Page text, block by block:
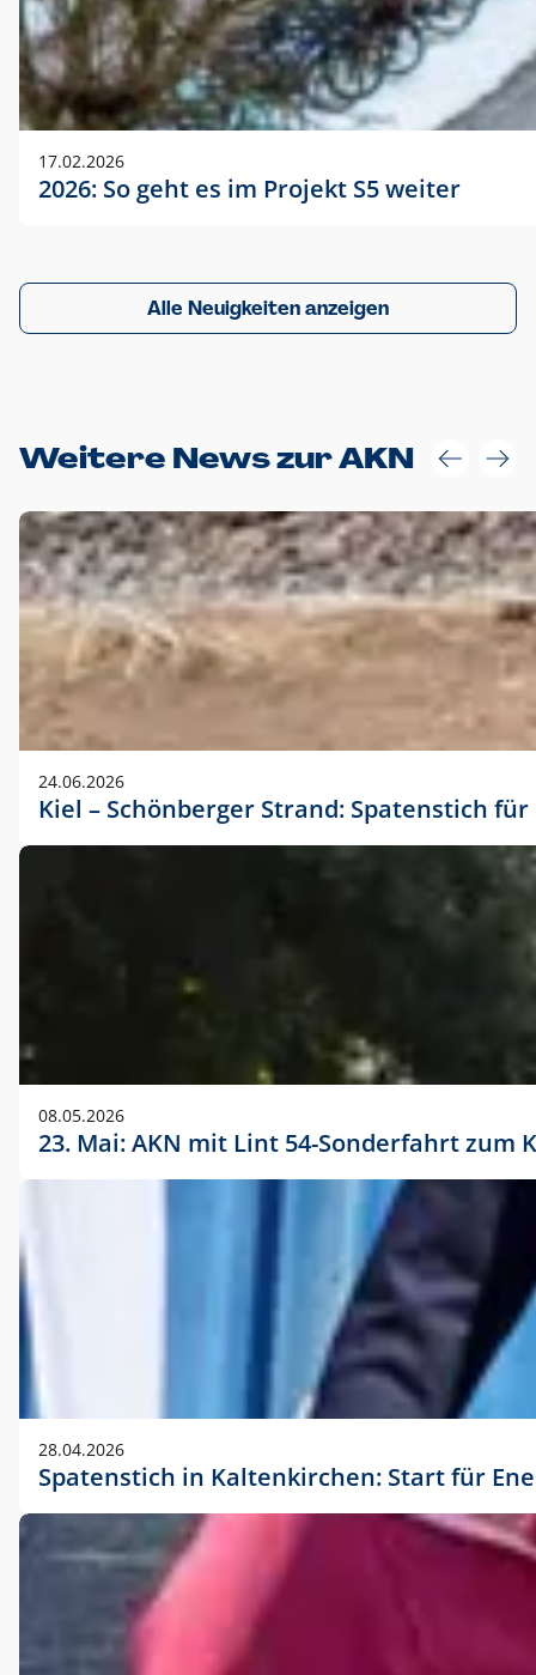
17.02.2026
2026: So geht es im Projekt S5 weiter
Alle Neuigkeiten anzeigen
Weitere News zur AKN
24.06.2026
Kiel – Schönberger Strand: Spatenstich
08.05.2026
23. Mai: AKN mit Lint 54-Sonderfahrt
28.04.2026
Spatenstich in Kaltenkirchen: Start für